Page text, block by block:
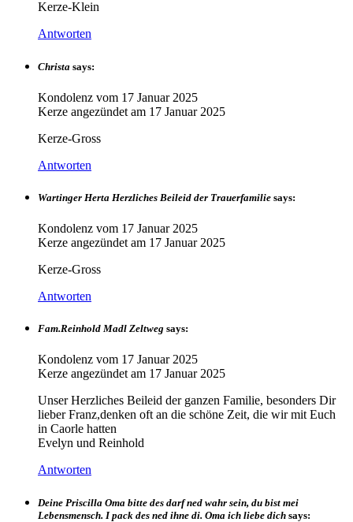
Kerze-Klein
Antworten
Christa says:
Kondolenz vom 17 Januar 2025
Kerze angezündet am 17 Januar 2025
Kerze-Gross
Antworten
Wartinger Herta Herzliches Beileid der Trauerfamilie says:
Kondolenz vom 17 Januar 2025
Kerze angezündet am 17 Januar 2025
Kerze-Gross
Antworten
Fam.Reinhold Madl Zeltweg says:
Kondolenz vom 17 Januar 2025
Kerze angezündet am 17 Januar 2025
Unser Herzliches Beileid der ganzen Familie, besonders Dir
lieber Franz,denken oft an die schöne Zeit, die wir mit Euch
in Caorle hatten
Evelyn und Reinhold
Antworten
Deine Priscilla Oma bitte des darf ned wahr sein, du bist mei
Lebensmensch. I pack des ned ihne di. Oma ich liebe dich says: